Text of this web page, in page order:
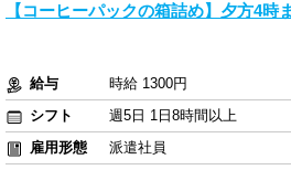
【コーヒーパックの箱詰め】夕方4時
給与
時給 1300円
シフト
週5日 1日8時間以上
雇用形態
派遣社員